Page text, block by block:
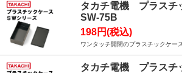
タカチ電機 プラスチ
SW-75B
198円(税込)
ワンタッチ開閉のプラスチックケース
タカチ電機 プラスチ